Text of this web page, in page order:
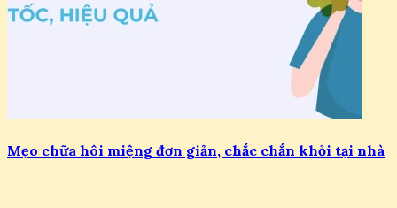
Mẹo chữa hôi miệng đơn giản, chắc chắn khỏi tại nhà